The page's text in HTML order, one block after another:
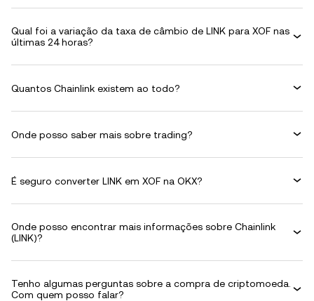
Qual foi a variação da taxa de câmbio de LINK para XOF nas
últimas 24 horas?
Quantos Chainlink existem ao todo?
Onde posso saber mais sobre trading?
É seguro converter LINK em XOF na OKX?
Onde posso encontrar mais informações sobre Chainlink
(LINK)?
Tenho algumas perguntas sobre a compra de criptomoeda.
Com quem posso falar?